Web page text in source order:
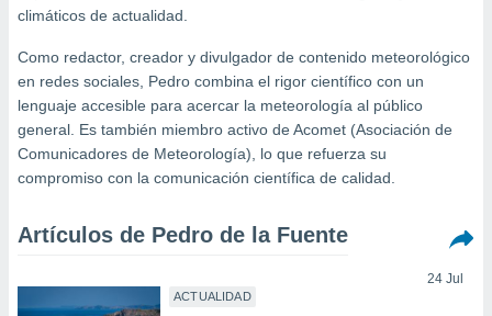
contenido
coste.
a la
la
todas
nos
y análisis
en
ACEPTAR
CONFIGURACIÓN
climáticos de actualidad.
Como redactor, creador y divulgador de contenido meteorológico
en redes sociales, Pedro combina el rigor científico con un
lenguaje accesible para acercar la meteorología al público
general. Es también miembro activo de Acomet (Asociación de
Comunicadores de Meteorología), lo que refuerza su
compromiso con la comunicación científica de calidad.
Artículos de Pedro de la Fuente
ACTUALIDAD
24 Jul